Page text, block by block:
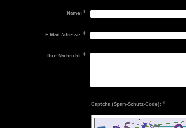
Name:*
E-Mail-Adresse:*
Ihre Nachricht:*
Captcha (Spam-Schutz-Code): *